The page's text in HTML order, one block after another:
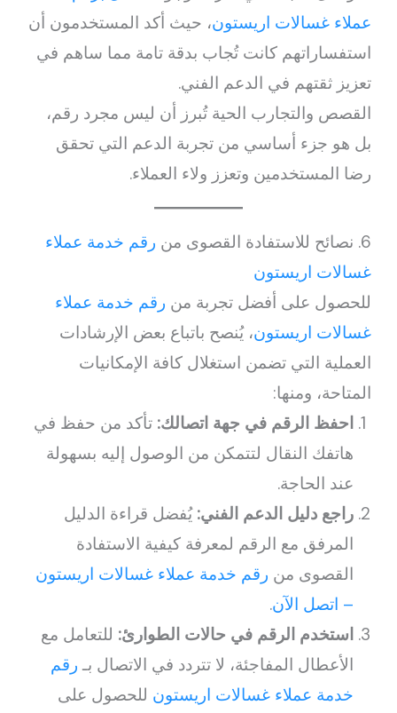
عملاء غسالات اريستون، حيث أكد المستخدمون أن
استفساراتهم كانت تُجاب بدقة تامة مما ساهم في
تعزيز ثقتهم في الدعم الفني.
القصص والتجارب الحية تُبرز أن ليس مجرد رقم،
بل هو جزء أساسي من تجربة الدعم التي تحقق
رضا المستخدمين وتعزز ولاء العملاء.
6. نصائح للاستفادة القصوى من
رقم خدمة عملاء
غسالات اريستون
للحصول على أفضل تجربة من رقم خدمة عملاء
غسالات اريستون، يُنصح باتباع بعض الإرشادات
العملية التي تضمن استغلال كافة الإمكانيات
المتاحة، ومنها:
احفظ الرقم في جهة اتصالك: تأكد من حفظ في
هاتفك النقال لتتمكن من الوصول إليه بسهولة
عند الحاجة.
راجع دليل الدعم الفني: يُفضل قراءة الدليل
المرفق مع الرقم لمعرفة كيفية الاستفادة
القصوى من رقم خدمة عملاء غسالات اريستون
– اتصل الآن.
استخدم الرقم في حالات الطوارئ: للتعامل مع
الأعطال المفاجئة، لا تتردد في الاتصال بـ رقم
خدمة عملاء غسالات اريستون للحصول على